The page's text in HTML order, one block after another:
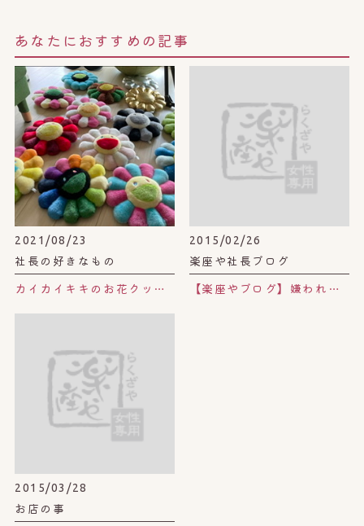
あなたにおすすめの記事
2021/08/23
社長の好きなもの
カイカイキキのお花クッション。
2015/02/26
楽座や社長ブログ
【楽座やブログ】嫌われる勇気。
2015/03/28
お店の事